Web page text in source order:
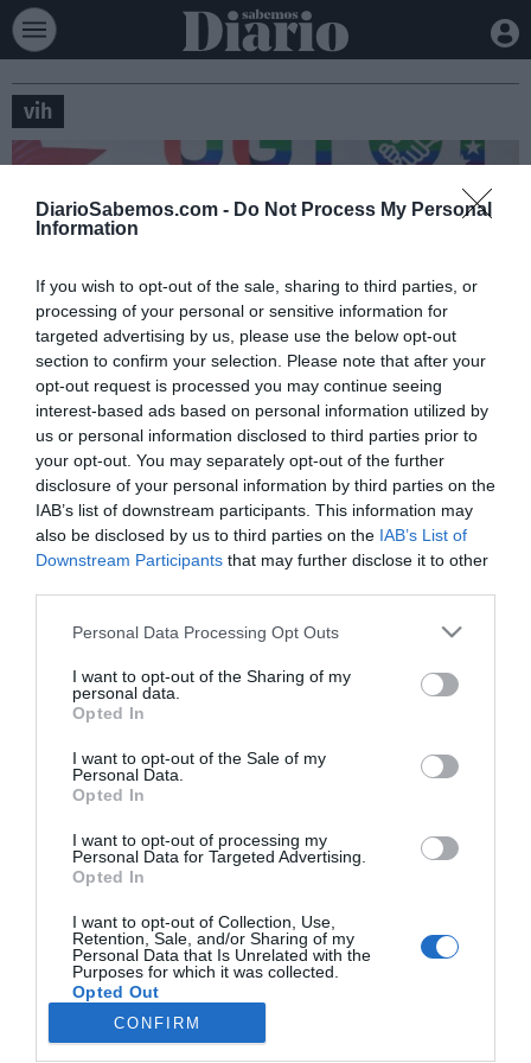
DiarioSabemos.com - Do Not Process My Personal
Information
If you wish to opt-out of the sale, sharing to third parties, or
processing of your personal or sensitive information for
targeted advertising by us, please use the below opt-out
section to confirm your selection. Please note that after your
opt-out request is processed you may continue seeing
interest-based ads based on personal information utilized by
us or personal information disclosed to third parties prior to
your opt-out. You may separately opt-out of the further
disclosure of your personal information by third parties on the
IAB’s list of downstream participants. This information may
also be disclosed by us to third parties on the IAB’s List of
Downstream Participants that may further disclose it to other
Personal Data Processing Opt Outs
I want to opt-out of the Sharing of my
personal data.
Opted In
I want to opt-out of the Sale of my
Personal Data.
Opted In
I want to opt-out of processing my
Personal Data for Targeted Advertising.
Opted In
I want to opt-out of Collection, Use,
Retention, Sale, and/or Sharing of my
Personal Data that Is Unrelated with the
Purposes for which it was collected.
Opted Out
CONFIRM
vih
UGT Madrid exige mantener el VIH en el
centro de la agenda política y laboral
SOCIEDAD ESTHER CHAVES 01/12/2025
Con motivo del Día Mundial de la Lucha contra el SIDA, UGT Madrid
alerta de que el VIH continúa siendo un desafío sanitario, social y
laboral que no puede desaparecer de la agenda política. A pesar de los
avances científicos y de la mejora en la calidad de vida de...
Inglaterra y Gales aprobarán una
BEA TALEGÓN18/10/2025
prepara para ofrecer una nueva herramienta en la
prevención del VIH que podría cambiar la vida de miles
de personas. El Instituto Nacional para la Salud y la
Desarrollan una nueva píldora mensual
para prevenir el VIH
Un grupo de científicos ha desarrollado un nuevo
antirretroviral contra el VIH que se muestra
prometedor como agente profiláctico oral de acción
prolongada, tal y como refleja el estudio publicado en
exposición al VIH (PrEP) es una parte fundamental para
reducir...